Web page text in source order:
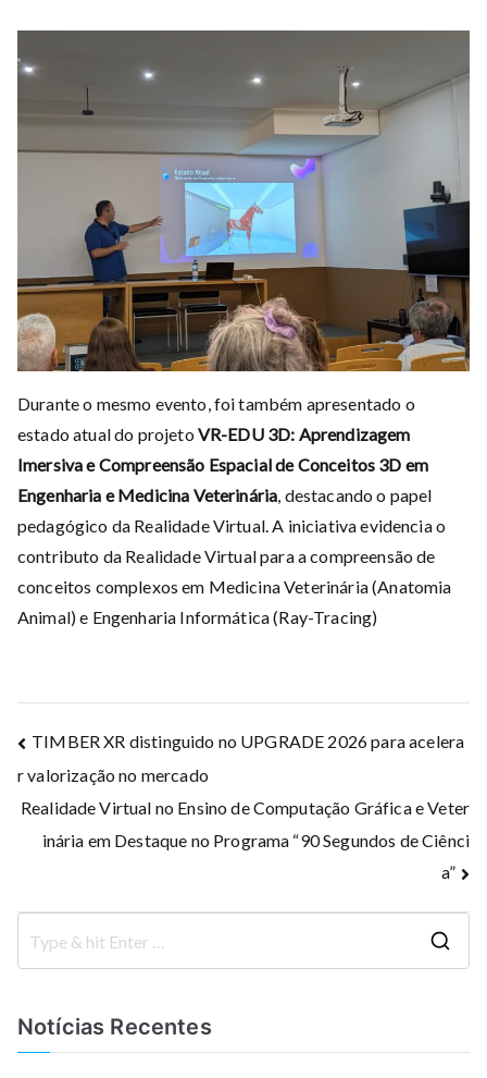
Durante o mesmo evento, foi também apresentado o
estado atual do projeto VR-EDU 3D: Aprendizagem
Imersiva e Compreensão Espacial de Conceitos 3D em
Engenharia e Medicina Veterinária , destacando o papel
pedagógico da Realidade Virtual. A iniciativa evidencia o
contributo da Realidade Virtual para a compreensão de
conceitos complexos em Medicina Veterinária (Anatomia
Animal) e Engenharia Informática (Ray-Tracing)
Navegação
de
artigos
TIMBER XR distinguido no UPGRADE 2026 para acelera
r valorização no mercado
Realidade Virtual no Ensino de Computação Gráfica e Veter
inária em Destaque no Programa “90 Segundos de Ciênci
a”
Notícias Recentes